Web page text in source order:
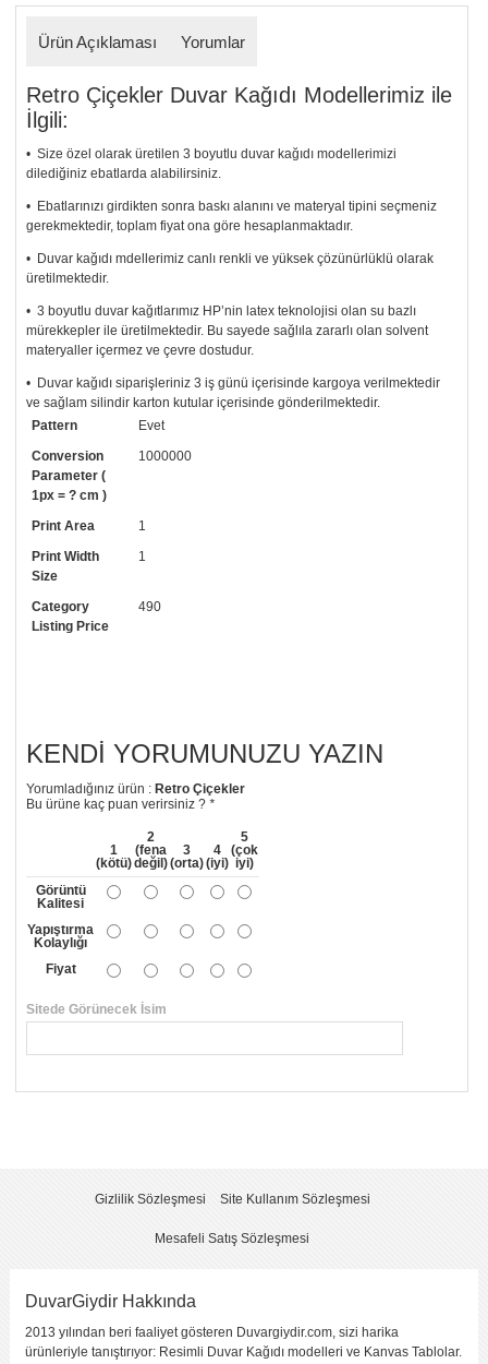
Ürün Açıklaması Yorumlar
Retro Çiçekler Duvar Kağıdı Modellerimiz ile
İlgili:
• Size özel olarak üretilen 3 boyutlu duvar kağıdı modellerimizi
dilediğiniz ebatlarda alabilirsiniz.
• Ebatlarınızı girdikten sonra baskı alanını ve materyal tipini seçmeniz
gerekmektedir, toplam fiyat ona göre hesaplanmaktadır.
• Duvar kağıdı mdellerimiz canlı renkli ve yüksek çözünürlüklü olarak
üretilmektedir.
• 3 boyutlu duvar kağıtlarımız HP’nin latex teknolojisi olan su bazlı
mürekkepler ile üretilmektedir. Bu sayede sağlıla zararlı olan solvent
materyaller içermez ve çevre dostudur.
• Duvar kağıdı siparişleriniz 3 iş günü içerisinde kargoya verilmektedir
ve sağlam silindir karton kutular içerisinde gönderilmektedir.
Uygulaması standart duvar kağıdı ile aynıdır. Siparişiniz ile birlikte
uygulama kılavuzu da gönderilecektir.
arayıp talebinizi iletebilirsiniz.
• Görselde düzenleme yaptırmak istiyorsanız yine bize telefon
numaramızdan ulaşabilirsiniz.
Pattern
Evet
Conversion
Parameter (
1px = ? cm )
1000000
Print Area
1
Print Width
Size
1
Category
Listing Price
490
KENDI YORUMUNUZU YAZIN
Yorumladığınız ürün : Retro Çiçekler
Bu ürüne kaç puan verirsiniz ?*
1
(kötü)
2
(fena
değil)
3
(orta)
4
(iyi)
5
(çok
iyi)
Görüntü
Kalitesi
Yapıştırma
Kolaylığı
Fiyat
Sitede Görünecek İsim
Yorumu Gönder
Gizlilik Sözleşmesi Site Kullanım Sözleşmesi
Mesafeli Satış Sözleşmesi
DuvarGiydir Hakkında
2013 yılından beri faaliyet gösteren Duvargiydir.com, sizi harika
ürünleriyle tanıştırıyor: Resimli Duvar Kağıdı modelleri ve Kanvas Tablolar.